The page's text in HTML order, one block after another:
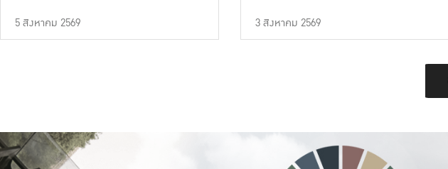
5 สิงหาคม 2569 3 สิงหาคม 2569